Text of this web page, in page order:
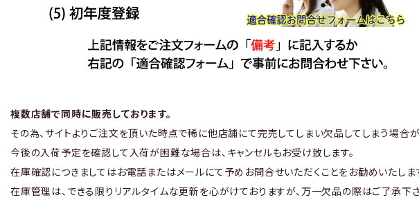
複数店舗で同時に販売しております。
その為、サイトよりご注文を頂いた時点で稀に他店舗にて完売してしまい欠品してしまう場合が
今後の入荷予定を確認して入荷が困難な場合は、キャンセルもお受け致します。
在庫確認につきましてはお電話またはメールにて予めお問合せいただくことをお勧めいたしま
在庫管理は、できる限りリアルタイムな更新を心がけておりますが、万一欠品の際はご了承下